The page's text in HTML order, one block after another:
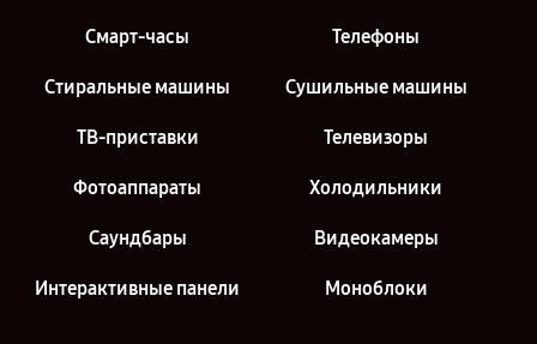
Смарт-часы Телефоны
Стиральные машины Сушильные машины
ТВ-приставки Телевизоры
Фотоаппараты Холодильники
Саундбары Видеокамеры
Интерактивные панели Моноблоки